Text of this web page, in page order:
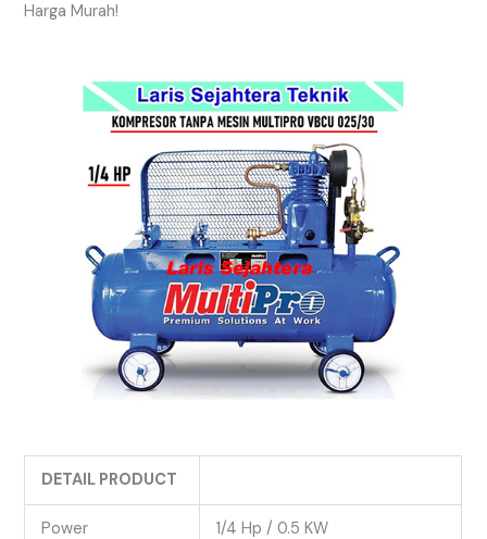
Harga Murah!
DETAIL PRODUCT
Power 1/4 Hp / 0.5 KW